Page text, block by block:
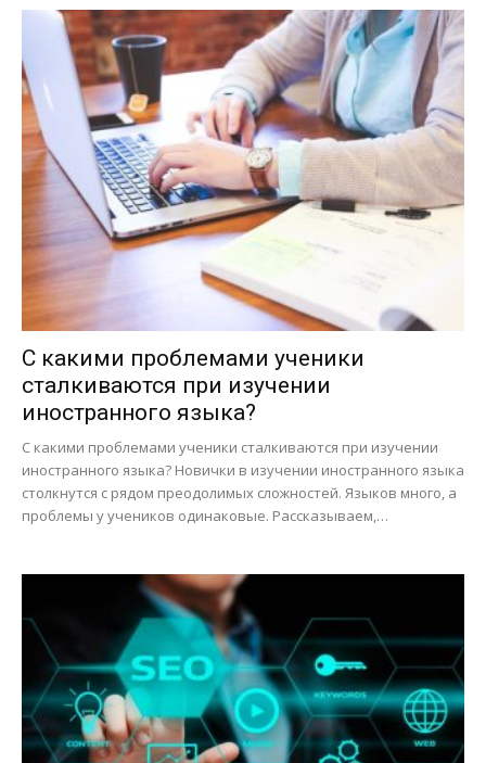
С какими проблемами ученики
сталкиваются при изучении
иностранного языка?
С какими проблемами ученики сталкиваются при изучении
иностранного языка? Новички в изучении иностранного языка
столкнутся с рядом преодолимых сложностей. Языков много, а
проблемы у учеников одинаковые. Рассказываем,…